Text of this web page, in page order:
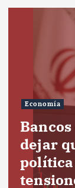
Economía
dejar